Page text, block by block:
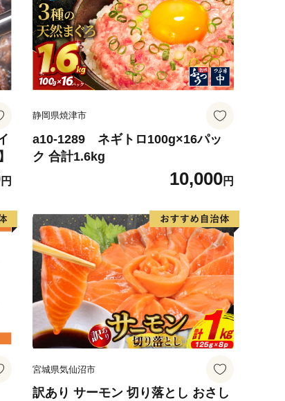
円
静岡県焼津市
a10-1289 ネギトロ100g×16パッ
ク 合計1.6kg
10,000円
宮城県気仙沼市
訳あり サーモン 切り落とし おさし